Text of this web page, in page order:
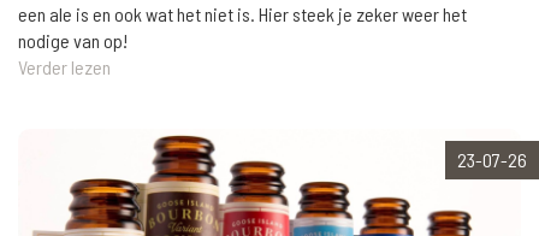
een ale is en ook wat het niet is. Hier steek je zeker weer het
nodige van op!
Verder lezen
23-07-26